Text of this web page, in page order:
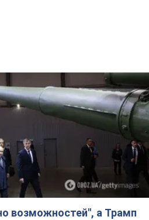
возможностей", а Трамп